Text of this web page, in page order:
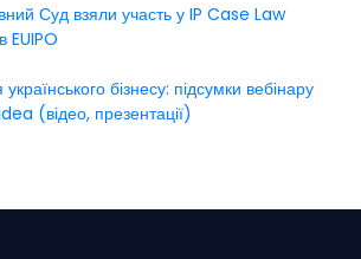
Суд взяли участь у IP Case Law
бізнесу: підсумки вебінару
(відео, презентації)